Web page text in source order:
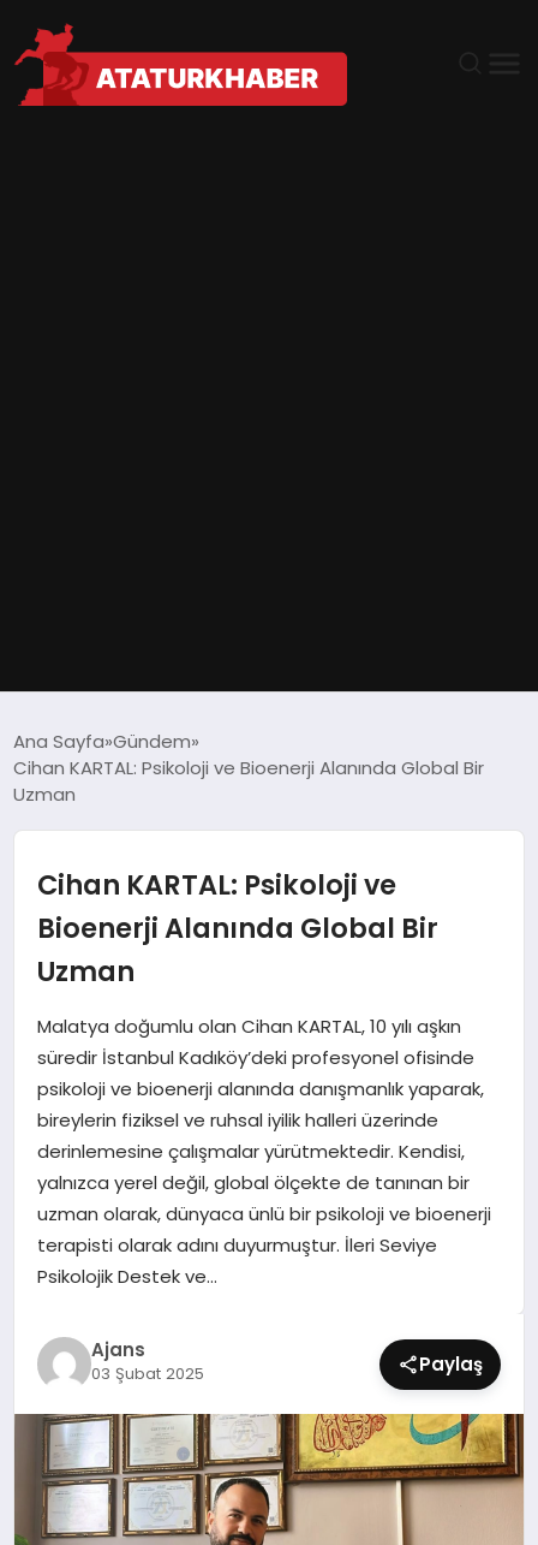
MAGAZIN
SAĞLIK
SIYASET
SPOR
TEKNOLOJI
YAŞAM
Ana Sayfa Gündem
Cihan KARTAL: Psikoloji ve Bioenerji Alanında Global Bir
Uzman
Cihan KARTAL: Psikoloji ve
Bioenerji Alanında Global Bir
Uzman
Malatya doğumlu olan Cihan KARTAL, 10 yılı aşkın
süredir İstanbul Kadıköy’deki profesyonel ofisinde
psikoloji ve bioenerji alanında danışmanlık yaparak,
bireylerin fiziksel ve ruhsal iyilik halleri üzerinde
derinlemesine çalışmalar yürütmektedir. Kendisi,
yalnızca yerel değil, global ölçekte de tanınan bir
uzman olarak, dünyaca ünlü bir psikoloji ve bioenerji
terapisti olarak adını duyurmuştur. İleri Seviye
Psikolojik Destek ve…
Ajans
03 Şubat 2025 Paylaş